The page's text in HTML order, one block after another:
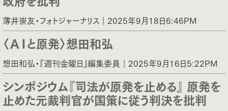
薄井崇友・フォトジャーナリス｜2025年9月18日6:46PM
〈ＡＩと原発〉想田和弘
想田和弘・『週刊金曜日』編集委員｜2025年9月16日5:22PM
シンポジウム『司法が原発を止める』 原発を
止めた元裁判官が国策に従う判決を批判